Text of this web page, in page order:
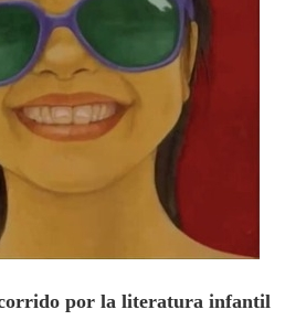
por la literatura infantil